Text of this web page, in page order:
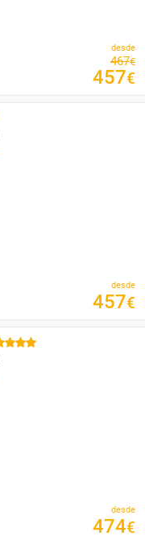
desde
467€
457€
desde
457€
desde
474€